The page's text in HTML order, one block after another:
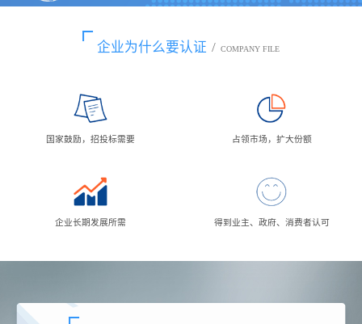
企业为什么要认证 / COMPANY FILE
国家鼓励，招投标需要 占领市场，扩大份额
企业长期发展所需 得到业主、政府、消费者认可